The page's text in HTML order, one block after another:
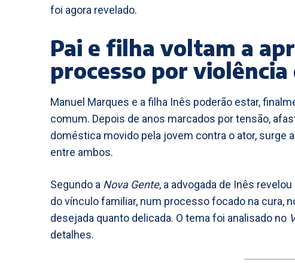
foi agora revelado.
Pai e filha voltam a
processo por
Manuel Marques e a filha Inês poderão estar,
comum. Depois de anos marcados por tensão,
doméstica movido pela jovem contra o ator, surge
entre ambos.
Segundo a Nova Gente, a advogada de Inês
do vínculo familiar, num processo focado na cura,
desejada quanto delicada. O tema foi analisado no
detalhes.